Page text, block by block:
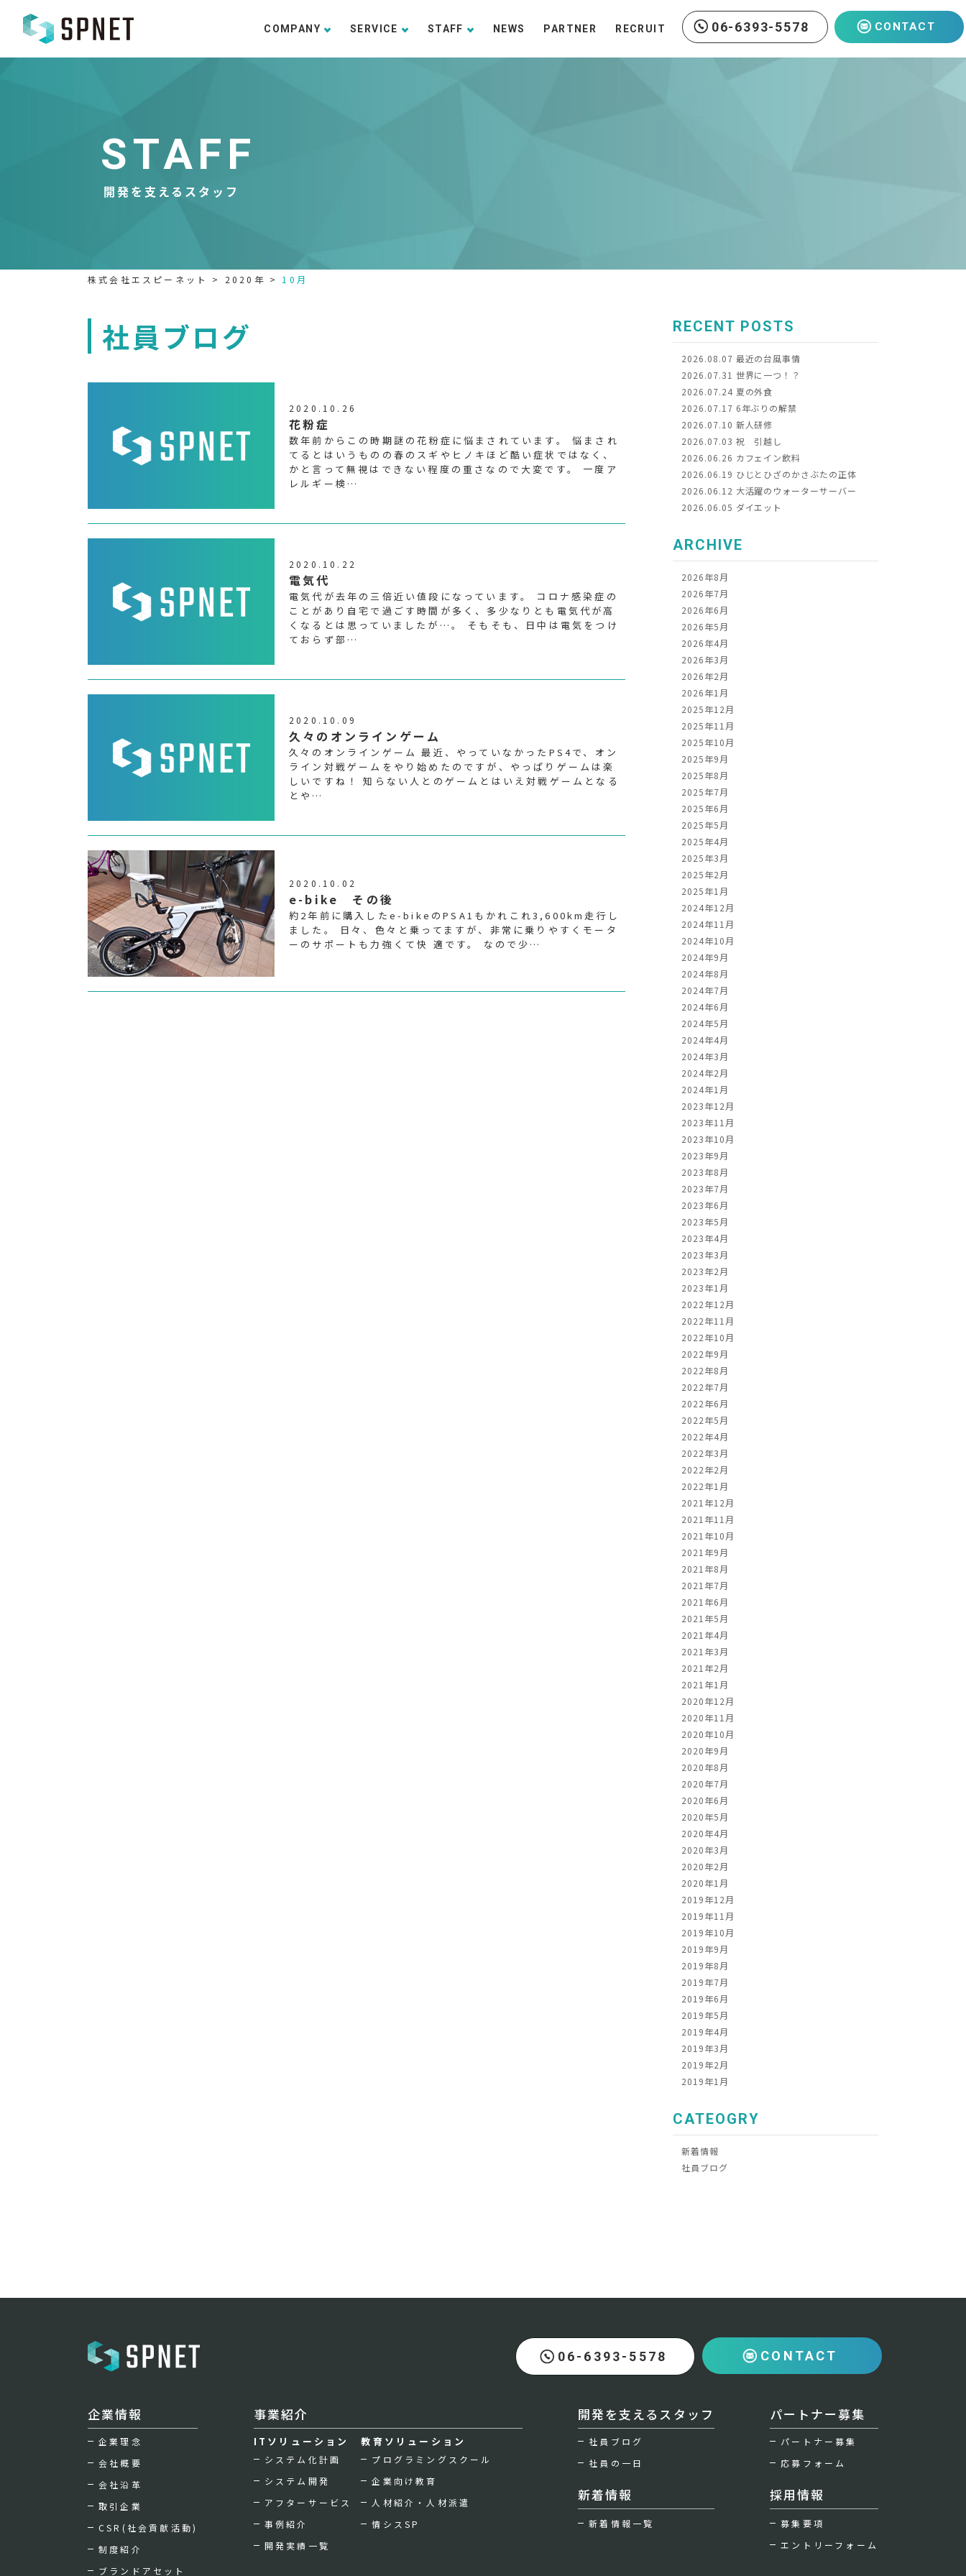
COMPANY SERVICE STAFF NEWS PARTNER RECRUIT 06-6393-5578 CONTACT
STAFF
開発を支えるスタッフ
株式会社エスピーネット > 2020年 > 10月
社員ブログ
2020.10.26
花粉症
数年前からこの時期謎の花粉症に悩まされています。 悩まされ
てるとはいうものの春のスギやヒノキほど酷い症状ではなく、
かと言って無視はできない程度の重さなので大変です。 一度ア
レルギー検…
2020.10.22
電気代
電気代が去年の三倍近い値段になっています。 コロナ感染症の
ことがあり自宅で過ごす時間が多く、多少なりとも電気代が高
くなるとは思っていましたが…。 そもそも、日中は電気をつけ
ておらず部…
2020.10.09
久々のオンラインゲーム
久々のオンラインゲーム 最近、やっていなかったPS4で、オン
ライン対戦ゲームをやり始めたのですが、やっぱりゲームは楽
しいですね！ 知らない人とのゲームとはいえ対戦ゲームとなる
とや…
2020.10.02
e-bike その後
約2年前に購入したe-bikeのPSA1もかれこれ3,600km走行し
ました。 日々、色々と乗ってますが、非常に乗りやすくモータ
ーのサポートも力強くて快 適です。 なので少…
RECENT POSTS
2026.08.07 最近の台風事情
2026.07.31 世界に一つ！？
2026.07.24 夏の外食
2026.07.17 6年ぶりの解禁
2026.07.10 新人研修
2026.07.03 祝 引越し
2026.06.26 カフェイン飲料
2026.06.19 ひじとひざのかさぶたの正体
2026.06.12 大活躍のウォーターサーバー
2026.06.05 ダイエット
ARCHIVE
2026年8月
2026年7月
2026年6月
2026年5月
2026年4月
2026年3月
2026年2月
2026年1月
2025年12月
2025年11月
2025年10月
2025年9月
2025年8月
2025年7月
2025年6月
2025年5月
2025年4月
2025年3月
2025年2月
2025年1月
2024年12月
2024年11月
2024年10月
2024年9月
2024年8月
2024年7月
2024年6月
2024年5月
2024年4月
2024年3月
2024年2月
2024年1月
2023年12月
2023年11月
2023年10月
2023年9月
2023年8月
2023年7月
2023年6月
2023年5月
2023年4月
2023年3月
2023年2月
2023年1月
2022年12月
2022年11月
2022年10月
2022年9月
2022年8月
2022年7月
2022年6月
2022年5月
2022年4月
2022年3月
2022年2月
2022年1月
2021年12月
2021年11月
2021年10月
2021年9月
2021年8月
2021年7月
2021年6月
2021年5月
2021年4月
2021年3月
2021年2月
2021年1月
2020年12月
2020年11月
2020年10月
2020年9月
2020年8月
2020年7月
2020年6月
2020年5月
2020年4月
2020年3月
2020年2月
2020年1月
2019年12月
2019年11月
2019年10月
2019年9月
2019年8月
2019年7月
2019年6月
2019年5月
2019年4月
2019年3月
2019年2月
2019年1月
CATEOGRY
新着情報
社員ブログ
06-6393-5578 CONTACT
企業情報
企業理念
会社概要
会社沿革
取引企業
CSR(社会貢献活動)
制度紹介
ブランドアセット
事業紹介
ITソリューション 教育ソリューション
システム化計画
プログラミングスクール
システム開発
企業向け教育
アフターサービス
人材紹介・人材派遣
事例紹介
情シスSP
開発実績一覧
開発を支えるスタッフ
社員ブログ
社員の一日
新着情報
新着情報一覧
パートナー募集
パートナー募集
応募フォーム
採用情報
募集要項
エントリーフォーム